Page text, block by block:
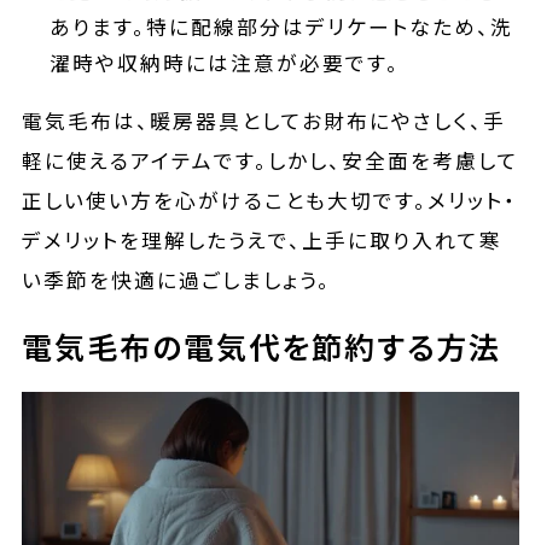
あります。特に配線部分はデリケートなため、洗
濯時や収納時には注意が必要です。
電気毛布は、暖房器具としてお財布にやさしく、手
軽に使えるアイテムです。しかし、安全面を考慮して
正しい使い方を心がけることも大切です。メリット・
デメリットを理解したうえで、上手に取り入れて寒
い季節を快適に過ごしましょう。
電気毛布の電気代を節約する方法